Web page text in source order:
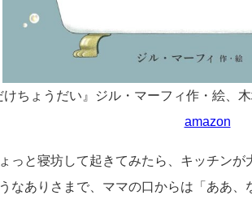
けちょうだい』ジル・マーフィ作・絵
amazon
っと寝坊して起きてみたら、キッチン
なありさまで、ママの口からは「ああ